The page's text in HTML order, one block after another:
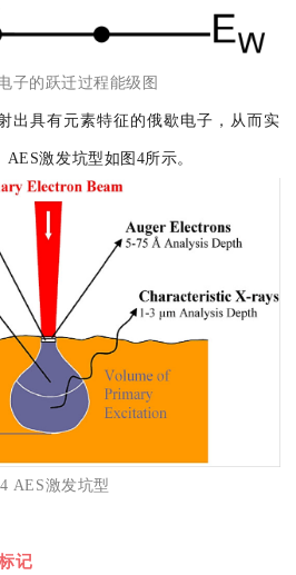
子的跃迁过程能级图
出具有元素特征的俄歇电子，从而实
激发坑型如图4所示。
AES激发坑型
记